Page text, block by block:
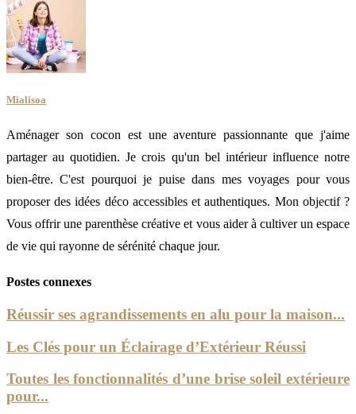
Mialisoa
Aménager son cocon est une aventure passionnante que j'aime
partager au quotidien. Je crois qu'un bel intérieur influence notre
bien-être. C'est pourquoi je puise dans mes voyages pour vous
proposer des idées déco accessibles et authentiques. Mon objectif ?
Vous offrir une parenthèse créative et vous aider à cultiver un espace
de vie qui rayonne de sérénité chaque jour.
Postes connexes
Réussir ses agrandissements en alu pour la maison...
Les Clés pour un Éclairage d’Extérieur Réussi
Toutes les fonctionnalités d’une brise soleil extérieure
pour...